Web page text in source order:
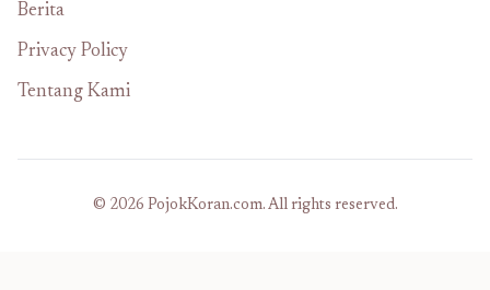
Berita
Privacy Policy
Tentang Kami
© 2026 PojokKoran.com. All rights reserved.